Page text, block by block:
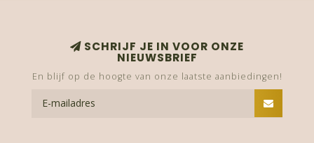
SCHRIJF JE IN VOOR ONZE
NIEUWSBRIEF
En blijf op de hoogte van onze laatste aanbiedingen!